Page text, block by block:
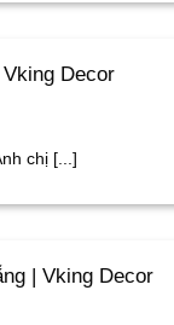
Decor
chị [...]
| Vking Decor